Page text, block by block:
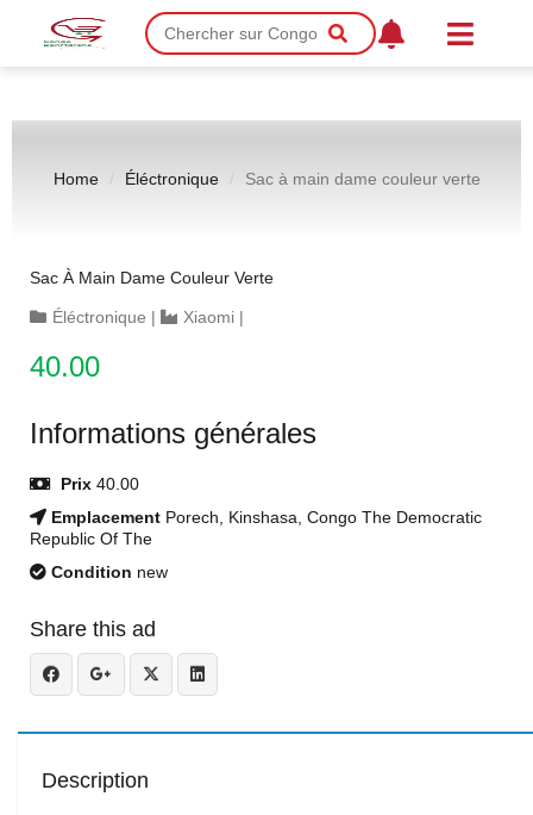
Home Éléctronique Sac à main dame couleur verte
Sac À Main Dame Couleur Verte
Éléctronique | Xiaomi |
40.00
Informations générales
Prix 40.00
Emplacement Porech, Kinshasa, Congo The Democratic
Republic Of The
Condition new
Share this ad
Description